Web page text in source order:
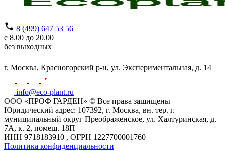
8 (499) 647 53 56
с 8.00 до 20.00
без выходных
г. Москва, Красногорский р-н, ул. Экспериментальная, д. 14
info@eco-plant.ru
ООО «ПРОФ ГАРДЕН» © Все права защищены
Юридический адрес: 107392, г. Москва, вн. тер. г.
муниципальный округ Преображенское, ул. Халтуринская, д.
7А, к. 2, помещ. 18П
ИНН 9718183910 , ОГРН 1227700001760
Политика конфиденциальности